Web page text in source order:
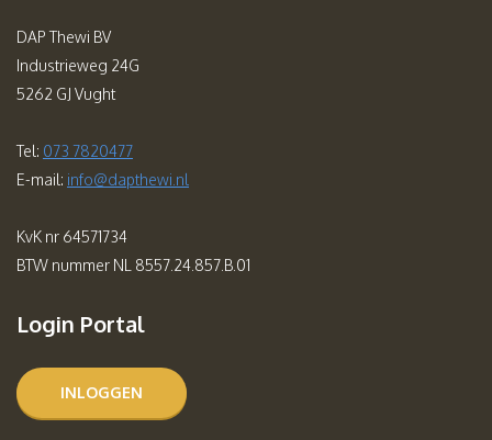
DAP Thewi BV
Industrieweg 24G
5262 GJ Vught
Tel: 073 7820477
E-mail: info@dapthewi.nl
KvK nr 64571734
BTW nummer NL 8557.24.857.B.01
Login Portal
INLOGGEN